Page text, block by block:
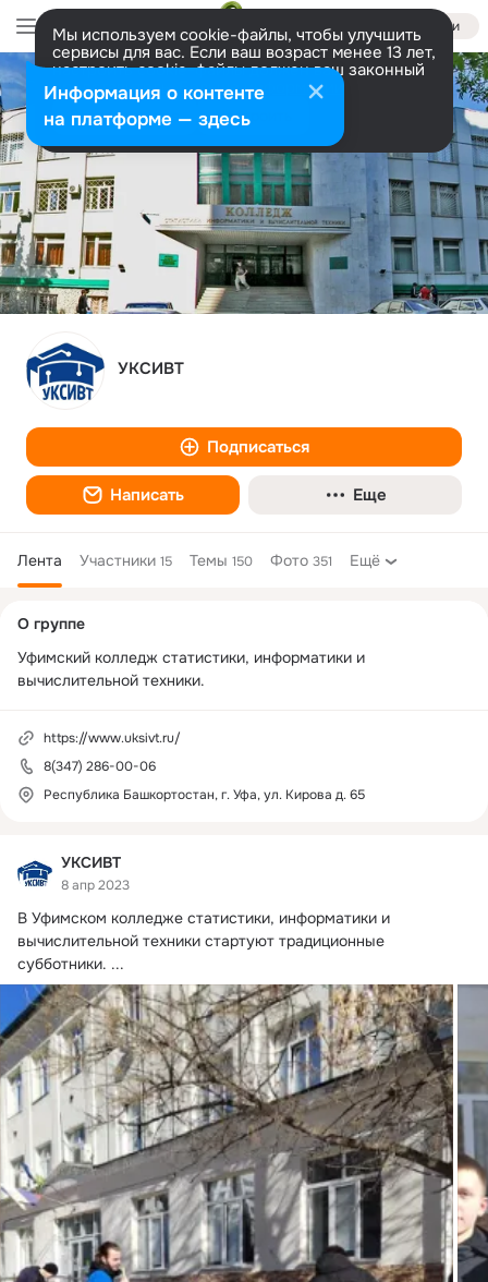
Войти
Мы используем cookie-файлы, чтобы улучшить
сервисы для вас. Если ваш возраст менее 13 лет,
настроить cookie-файлы должен ваш законный
представитель. Больше информации
Разрешить все Настроить
УКСИВТ
Подписаться
Написать Еще
Лента Участники 15 Темы 150 Фото 351 Ещё
УКСИВТ
8 апр 2023
В Уфимском колледже статистики, информатики и
вычислительной техники стартуют традиционные
субботники. ...
колонка
О группе
Уфимский колледж статистики, информатики и
вычислительной техники.
https://www.uksivt.ru/
8(347) 286-00-06
Республика Башкортостан, г. Уфа, ул. Кирова д. 65
Информация о контенте
на платформе — здесь